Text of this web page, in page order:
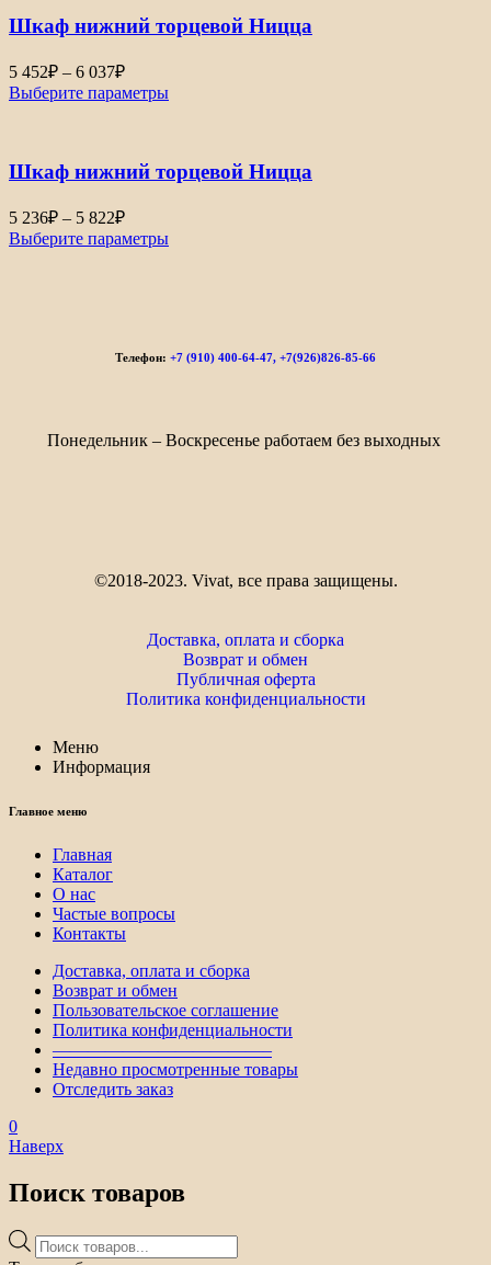
Шкаф нижний торцевой Ницца
5 452₽ – 6 037₽
Выберите параметры
Шкаф нижний торцевой Ницца
5 236₽ – 5 822₽
Выберите параметры
Телефон: +7 (910) 400-64-47, +7(926)826-85-66
Понедельник – Воскресенье работаем без выходных
©2018-2023. Vivat, все права защищены.
Доставка, оплата и сборка
Возврат и обмен
Публичная оферта
Политика конфиденциальности
Меню
Информация
Главное меню
Главная
Каталог
О нас
Частые вопросы
Контакты
Доставка, оплата и сборка
Возврат и обмен
Пользовательское соглашение
Политика конфиденциальности
————————————–
Недавно просмотренные товары
Отследить заказ
0
Наверх
Поиск товаров